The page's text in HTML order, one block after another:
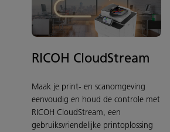
RICOH CloudStream
Maak je print- en scanomgeving
eenvoudig en houd de controle met
RICOH CloudStream, een
gebruiksvriendelijke printoplossing